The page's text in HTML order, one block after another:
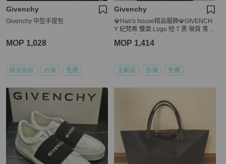
Givenchy
Givenchy 中型手提包
MOP 1,028
狀況良好 台灣 免運
Givenchy
💎Han's house精品服飾💎GIVENCH
Y 紀梵希 雙面 Logo 短 T 黑 現貨 青年
MOP 1,414
全新品 台灣 免運